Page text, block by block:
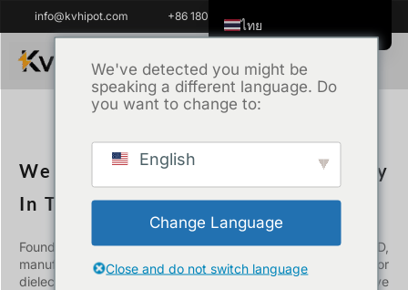
info@kvhipot.com +86 18062060691
We Are The Leading Industrial Factory
In The World.
Founded in 2011, KV Hipot Power Equipment Company R&D,
manufactures and markets high voltage test equipment for
dielectric withstand, diagnostic, and preventative
We've detected you might be
speaking a different language. Do
you want to change to:
English
Change Language
Close and do not switch language
ไทย
Tiếng Việt
Русский
Español
한국어
Português do Brasil